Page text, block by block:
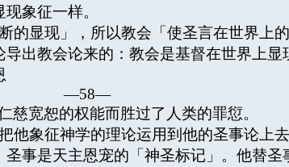
象征一样。
显现」，所以教会「使圣言在世界上
出教会论来的：教会是基督在世界上显
—58—
宽恕的权能而胜过了人类的罪愆。
征神学的理论运用到他的圣事论上去
事是天主恩宠的「神圣标记」。他替圣